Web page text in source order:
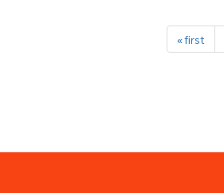
« first